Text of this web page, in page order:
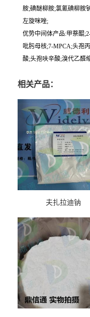
胺;碘醚柳胺;氯氰碘柳胺
左旋咪唑;
优势中间体产品:甲萘醌
吡肟母核;7-MPCA;头孢
酸;头孢呋辛酸;溴代乙醛
相关产品：
夫扎拉迪钠